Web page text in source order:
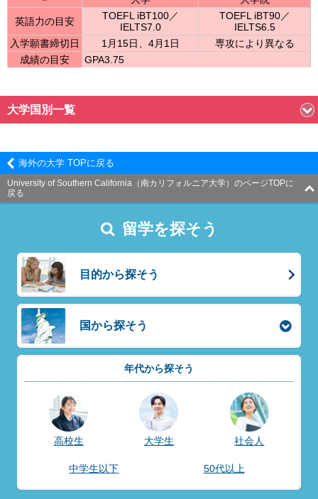
英語力の目安
TOEFL iBT100／
IELTS7.0
TOEFL iBT90／
IELTS6.5
入学願書締切日
1月15日、4月1日
専攻により異なる
成績の目安
GPA3.75
大学国別一覧
海外の大学 TOPに戻る
University of Southern California（南カリフォルニア大学）のページTOPに
戻る
留学を探そう
目的から探そう
国から探そう
年代から探そう
高校生 大学生 社会人
中学生以下 50代以上